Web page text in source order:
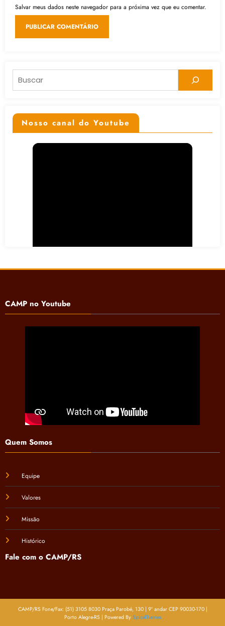
Salvar meus dados neste navegador para a próxima vez que eu comentar.
Pesquisar
Nosso canal do Youtube
CAMP no Youtube
Quem Somos
Equipe
Valores
Missão
Histórico
Fale com o CAMP/RS
CAMP/RS Fone/Fax: (51) 3105 8030 Praça Parobé, 130 | 9º andar CEP 90030-170 |
Porto Alegre-RS | Powered By SpiceThemes